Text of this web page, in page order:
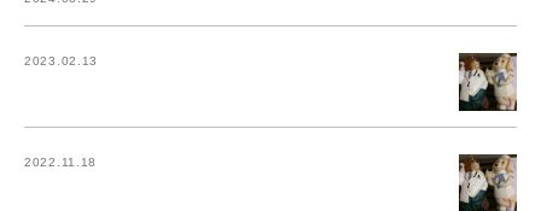
2023.02.13
2022.11.18